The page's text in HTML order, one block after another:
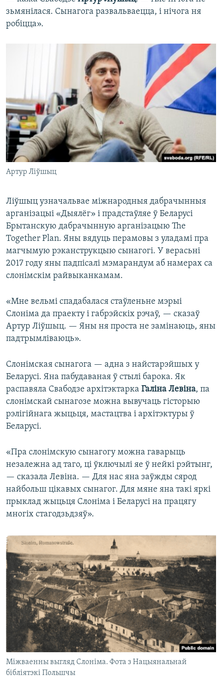
зьмянілася. Сынагога развальваецца, і нічога ня
робіцца».
Артур Ліўшыц
Ліўшыц узначальвае міжнародныя дабрачынныя
арганізацыі «Дыялёг» і прадстаўляе ў Беларусі
Брытанскую дабрачынную арганізацыю The
Together Plan. Яны вядуць перамовы з уладамі пра
магчымую рэканструкцыю сынагогі. У верасьні
2017 году яны падпісалі мэмарандум аб намерах са
слонімскім райвыканкамам.
«Мне вельмі спадабалася стаўленьне мэрыі
Слоніма да праекту і габрэйскіх рэчаў, — сказаў
Артур Ліўшыц. — Яны ня проста не замінаюць, яны
падтрымліваюць».
Слонімская сынагога — адна з найстарэйшых у
Беларусі. Яна пабудаваная ў стылі барока. Як
распавяла Свабодзе архітэктарка Галіна Левіна, па
слонімскай сынагозе можна вывучаць гісторыю
рэлігійнага жыцьця, мастацтва і архітэктуры ў
Беларусі.
«Пра слонімскую сынагогу можна гаварыць
незалежна ад таго, ці ўключылі яе ў нейкі рэйтынг,
— сказала Левіна. — Для нас яна заўжды сярод
найбольш цікавых сынагог. Для мяне яна такі яркі
прыклад жыцьця Слоніма і Беларусі на працягу
многіх стагодзьдзяў».
Міжваенны выгляд Слоніма. Фота з Нацыянальнай
бібліятэкі Польшчы